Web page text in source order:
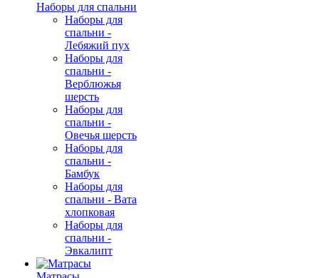
Наборы для спальни
Наборы для
спальни -
Лебяжий пух
Наборы для
спальни -
Верблюжья
шерсть
Наборы для
спальни -
Овечья шерсть
Наборы для
спальни -
Бамбук
Наборы для
спальни - Вата
хлопковая
Наборы для
спальни -
Эвкалипт